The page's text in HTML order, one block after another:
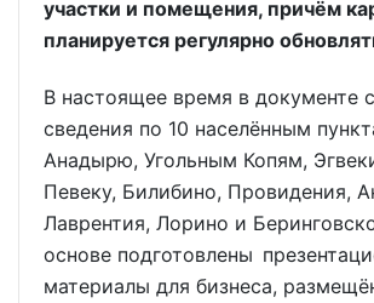
участки и помещения, причём
планируется регулярно
В настоящее время в документе
сведения по 10 населённым
Анадырю, Угольным Копям,
Певеку, Билибино, Провидения,
Лаврентия, Лорино и
основе подготовлены
материалы для бизнеса,